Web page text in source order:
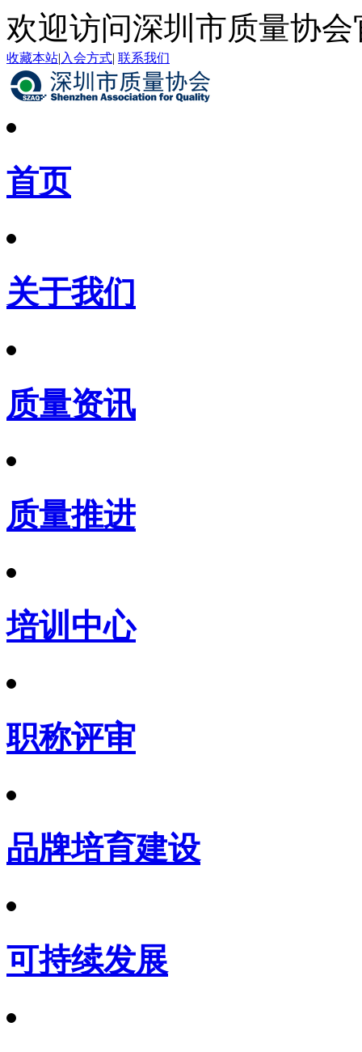
欢迎访问深圳市质量协会
收藏本站| 入会方式| 联系我们
首页
关于我们
质量资讯
质量推进
培训中心
职称评审
品牌培育建设
可持续发展